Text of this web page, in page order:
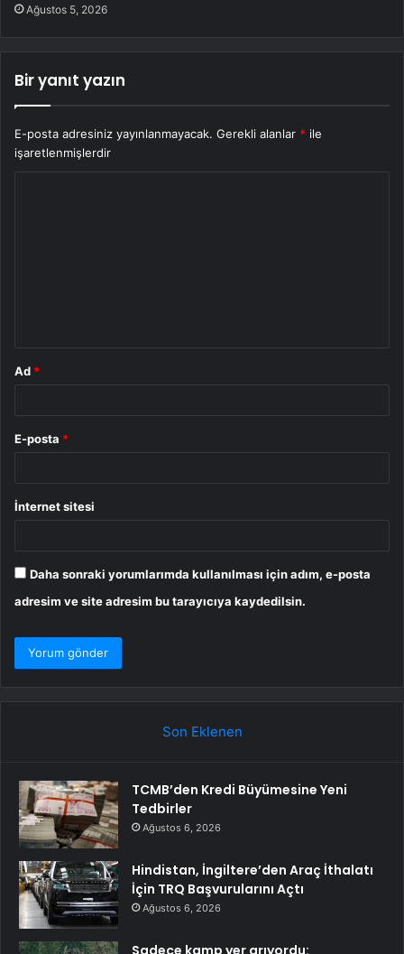
Ağustos 5, 2026
Bir yanıt yazın
E-posta adresiniz yayınlanmayacak. Gerekli alanlar * ile
işaretlenmişlerdir
Ad *
E-posta *
İnternet sitesi
Daha sonraki yorumlarımda kullanılması için adım, e-posta
adresim ve site adresim bu tarayıcıya kaydedilsin.
Son Eklenen
TCMB’den Kredi Büyümesine Yeni
Tedbirler
Ağustos 6, 2026
Hindistan, İngiltere’den Araç İthalatı
İçin TRQ Başvurularını Açtı
Ağustos 6, 2026
Sadece kamp yer arıyordu: